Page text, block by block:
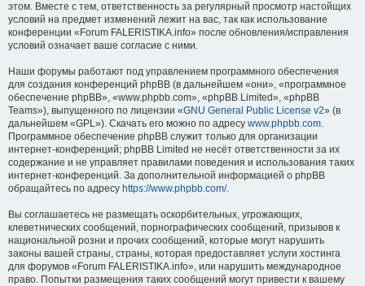
этом. Вместе с тем, ответственность за регулярный просмотр настойщих
условий на предмет изменений лежит на вас, так как использование
конференции «Forum FALERISTIKA.info» после обновления/исправления
условий означает ваше согласие с ними.
Наши форумы работают под управлением программного обеспечения
для создания конференций phpBB (в дальнейшем «они», «программное
обеспечение phpBB», «www.phpbb.com», «phpBB Limited», «phpBB
Teams»), выпущенного по лицензии «GNU General Public License v2» (в
дальнейшем «GPL»). Скачать его можно по адресу www.phpbb.com.
Программное обеспечение phpBB служит только для организации
интернет-конференций; phpBB Limited не несёт ответственности за их
содержание и не управляет правилами поведения и использования таких
интернет-конференций. За дополнительной информацией о phpBB
обращайтесь по адресу https://www.phpbb.com/.
Вы соглашаетесь не размещать оскорбительных, угрожающих,
клеветнических сообщений, порнографических сообщений, призывов к
национальной розни и прочих сообщений, которые могут нарушить
законы вашей страны, страны, которая предоставляет услуги хостинга
для форумов «Forum FALERISTIKA.info», или нарушить международное
право. Попытки размещения таких сообщений могут привести к вашему